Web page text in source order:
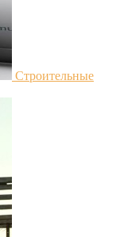
Строительные